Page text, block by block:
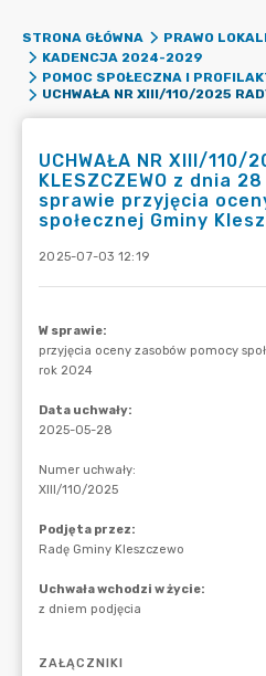
STRONA GŁÓWNA PRAWO
KADENCJA 2024-2029
POMOC SPOŁECZNA I
UCHWAŁA NR XIII/110/
KLESZCZEWO z dnia
sprawie przyjęcia
społecznej Gminy
2025-07-03 12:19
ZAŁĄCZNIKI